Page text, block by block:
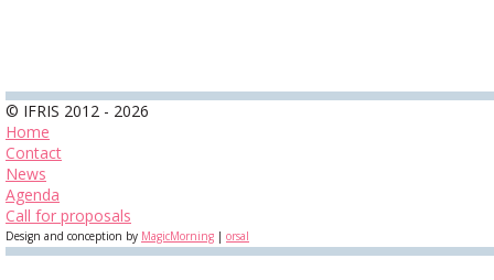
© IFRIS 2012 - 2026
Home
Contact
News
Agenda
Call for proposals
Design and conception by MagicMorning | orsal